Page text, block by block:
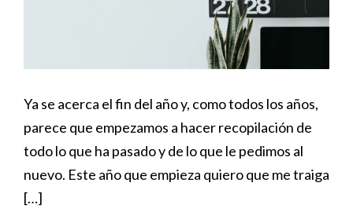
Ya se acerca el fin del año y, como todos los años,
parece que empezamos a hacer recopilación de
todo lo que ha pasado y de lo que le pedimos al
nuevo. Este año que empieza quiero que me traiga
[…]